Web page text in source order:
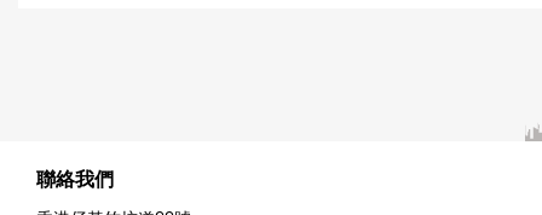
聯絡我們